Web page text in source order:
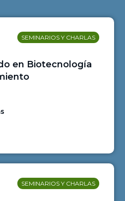
SEMINARIOS Y CHARLAS
en Biotecnología
SEMINARIOS Y CHARLAS